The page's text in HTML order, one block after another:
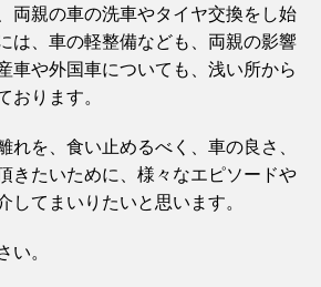
両親の車の洗車やタイヤ交換をし始
は、車の軽整備なども、両親の影響
車や外国車についても、浅い所から
おります。
れを、食い止めるべく、車の良さ、
きたいために、様々なエピソードや
してまいりたいと思います。
い。